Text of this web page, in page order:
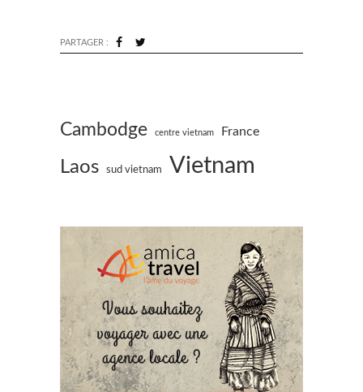
PARTAGER :
Cambodge centre vietnam France
Laos sud vietnam Vietnam